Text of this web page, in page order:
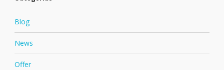
Blog
News
Offer